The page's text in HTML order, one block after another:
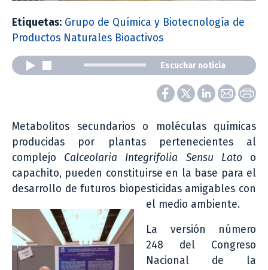
Etiquetas: Grupo de Química y Biotecnología de
Productos Naturales Bioactivos
Escuchar noticia
Metabolitos secundarios o moléculas químicas
producidas por plantas pertenecientes al
complejo Calceolaria Integrifolia Sensu Latoo
capachito, pueden constituirse en la base para el
desarrollo de futuros biopesticidas amigables con
el medio ambiente.
La versión número
248 del Congreso
Nacional de la